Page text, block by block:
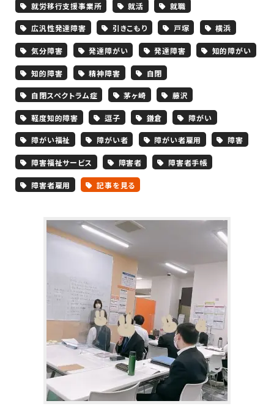
就労移行支援事業所 就活 就職
広汎性発達障害 引きこもり 戸塚 横浜
気分障害 発達障がい 発達障害 知的障がい
知的障害 精神障害 自閉
自閉スペクトラム症 茅ヶ崎 藤沢
軽度知的障害 逗子 鎌倉 障がい
障がい福祉 障がい者 障がい者雇用 障害
障害福祉サービス 障害者 障害者手帳
障害者雇用 記事を見る